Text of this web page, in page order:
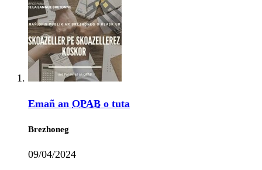
Emañ an OPAB o tuta
Brezhoneg
09/04/2024